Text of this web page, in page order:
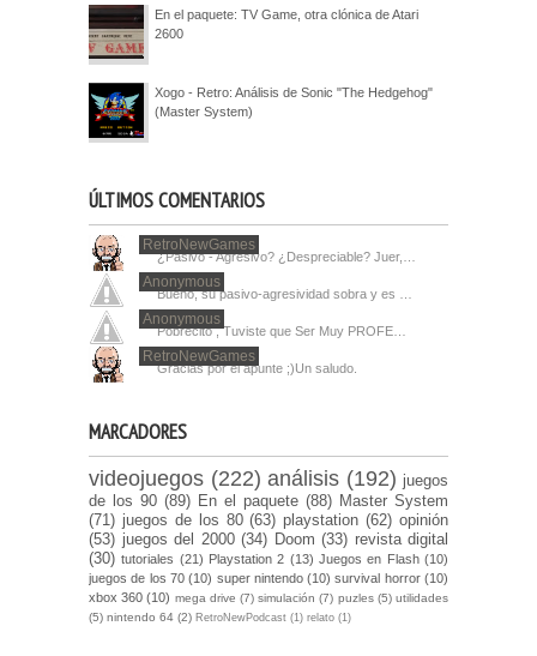
En el paquete: TV Game, otra clónica de Atari
2600
Xogo - Retro: Análisis de Sonic "The Hedgehog"
(Master System)
ÚLTIMOS COMENTARIOS
RetroNewGames
¿Pasivo - Agresivo? ¿Despreciable? Juer,…
Anonymous
Bueno, su pasivo-agresividad sobra y es …
Anonymous
Pobrecito , Tuviste que Ser Muy PROFE…
RetroNewGames
Gracias por el apunte ;)Un saludo.
MARCADORES
videojuegos (222) análisis (192) juegos
de los 90 (89) En el paquete (88) Master System
(71) juegos de los 80 (63) playstation (62) opinión
(53) juegos del 2000 (34) Doom (33) revista digital
(30) tutoriales (21) Playstation 2 (13) Juegos en Flash (10)
juegos de los 70 (10) super nintendo (10) survival horror (10)
xbox 360 (10) mega drive (7) simulación (7) puzles (5) utilidades
(5) nintendo 64 (2) RetroNewPodcast (1) relato (1)